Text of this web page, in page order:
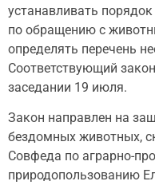
устанавливать
по обращению с
определять перечень
Соответствующий
заседании 19 июля.
Закон направлен на
бездомных животных,
Совфеда по аграрно-
природопользованию